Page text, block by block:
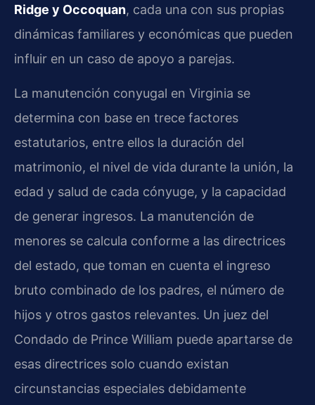
Ridge y Occoquan, cada una con sus propias
dinámicas familiares y económicas que pueden
influir en un caso de apoyo a parejas.
La manutención conyugal en Virginia se
determina con base en trece factores
estatutarios, entre ellos la duración del
matrimonio, el nivel de vida durante la unión, la
edad y salud de cada cónyuge, y la capacidad
de generar ingresos. La manutención de
menores se calcula conforme a las directrices
del estado, que toman en cuenta el ingreso
bruto combinado de los padres, el número de
hijos y otros gastos relevantes. Un juez del
Condado de Prince William puede apartarse de
esas directrices solo cuando existan
circunstancias especiales debidamente